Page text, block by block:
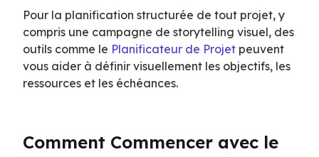
Pour la planification structurée de tout projet, y
compris une campagne de storytelling visuel, des
outils comme le Planificateur de Projet peuvent
vous aider à définir visuellement les objectifs, les
ressources et les échéances.
Comment Commencer avec le